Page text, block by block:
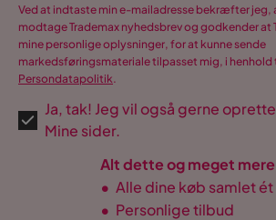
Ved at indtaste min e-mailadresse bekræfter jeg,
modtage Trademax nyhedsbrev og godkender at
mine personlige oplysninger, for at kunne sende
markedsføringsmateriale tilpasset mig, i henhold
Persondatapolitik.
Ja, tak! Jeg vil også gerne
Mine sider.
Alt dette og meget
• Alle dine køb samlet
• Personlige tilbud